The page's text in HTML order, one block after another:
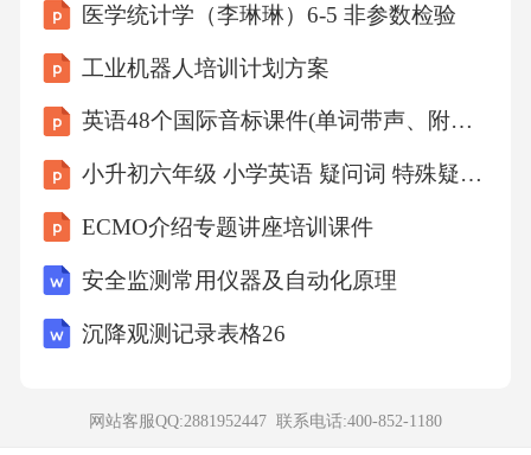
考点言语理解7、厂区绿化对环境保护的主要作
用是（）
B、吸收尘埃
C、净化水源
医学统计学（李琳琳）6-5 非参数检验
工业机器人培训计划方案
英语48个国际音标课件(单词带声、附有声国际音标图)
小升初六年级 小学英语 疑问词 特殊疑问句
ECMO介绍专题讲座培训课件
安全监测常用仪器及自动化原理
沉降观测记录表格26
网站客服QQ:2881952447 联系电话:400-852-1180